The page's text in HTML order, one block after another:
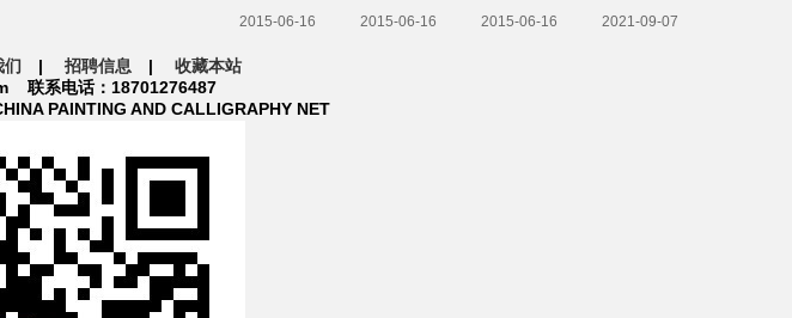
2015-06-16
2015-06-16
2015-06-16
2021-09-07
们 | 招聘信息 | 收藏本站
联系电话：18701276487
PAINTING AND CALLIGRAPHY NET